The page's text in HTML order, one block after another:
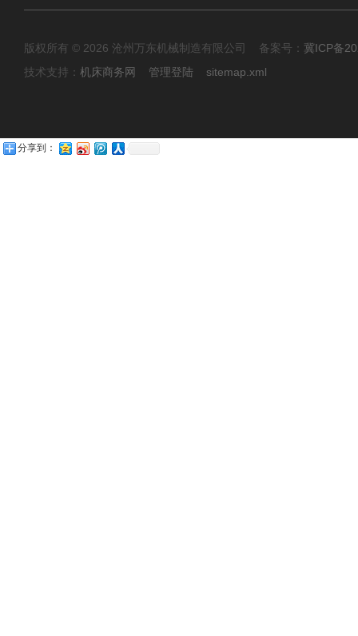
版权所有 © 2026 沧州万东机械制造有限公司 备案号： 冀ICP备
技术支持： 机床商务网 管理登陆 sitemap.xml
分享到：